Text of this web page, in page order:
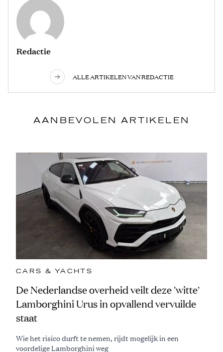
Redactie
ALLE ARTIKELEN VAN REDACTIE
AANBEVOLEN ARTIKELEN
CARS & YACHTS
De Nederlandse overheid veilt deze 'witte'
Lamborghini Urus in opvallend vervuilde
staat
Wie het risico durft te nemen, rijdt mogelijk in een
voordelige Lamborghini weg